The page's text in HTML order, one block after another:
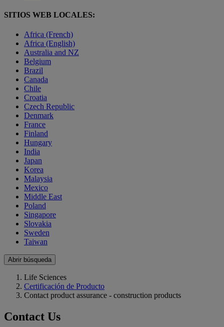
SITIOS WEB LOCALES:
Africa (French)
Africa (English)
Australia and NZ
Belgium
Brazil
Canada
Chile
Croatia
Czech Republic
Denmark
France
Finland
Hungary
India
Japan
Korea
Malaysia
Mexico
Middle East
Poland
Singapore
Slovakia
Sweden
Taiwan
Abrir búsqueda
Life Sciences
Certificación de Producto
Contact product assurance - construction products
Contact Us